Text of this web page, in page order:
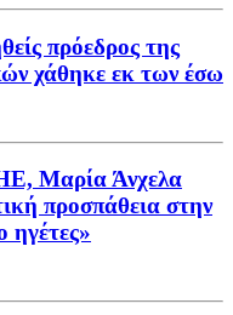
πρόεδρος της
χάθηκε εκ των έσω
Μαρία Άνχελα
προσπάθεια στην
ηγέτες»